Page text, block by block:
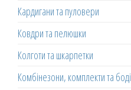
Кардигани та пуловери
Ковдри та пелюшки
Колготи та шкарпетки
Комбінезони, комплекти та боді